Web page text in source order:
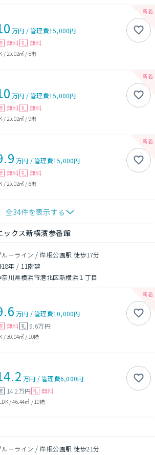
万円 /管理費15,000円
無料 礼 無料
/ 25.02㎡ / 8階
万円 /管理費15,000円
無料 礼 無料
/ 25.02㎡ / 9階
万円 /管理費15,000円
無料 礼 無料
/ 25.02㎡ / 6階
全34件を表示する
ックス新横濱参番館
ルーライン / 岸根公園駅 徒歩17分
18年 / 11階建
奈川県横浜市港北区新横浜１丁目
万円 /管理費10,000円
無料 礼 9.6万円
/30.04㎡ / 10階
万円 /管理費6,000円
14.2万円 礼 無料
/46.44㎡ / 10階
ルーライン / 岸根公園駅 徒歩21分